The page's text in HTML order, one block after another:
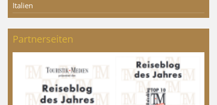
Italien
Partnerseiten